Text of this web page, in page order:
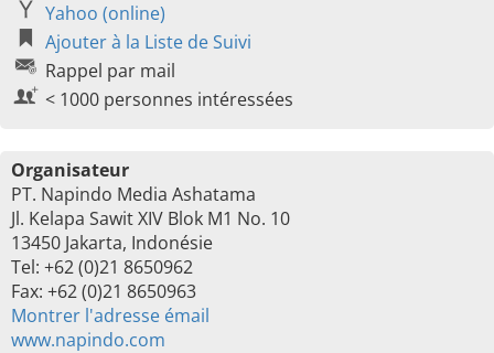
Yahoo (online)
Ajouter à la Liste de Suivi
Rappel par mail
< 1000 personnes intéressées
Organisateur
PT. Napindo Media Ashatama
Jl. Kelapa Sawit XIV Blok M1 No. 10
13450 Jakarta, Indonésie
Tel: +62 (0)21 8650962
Fax: +62 (0)21 8650963
Montrer l'adresse émail
www.napindo.com